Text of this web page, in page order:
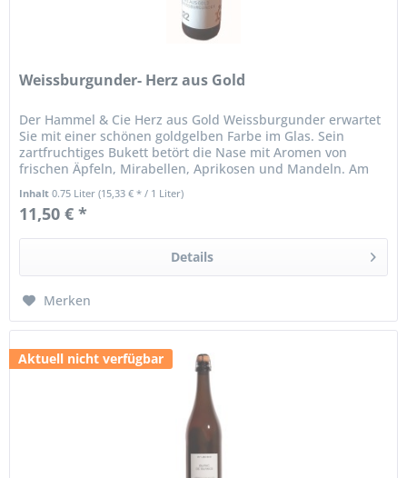
Weissburgunder- Herz aus Gold
Der Hammel & Cie Herz aus Gold Weissburgunder erwartet
Sie mit einer schönen goldgelben Farbe im Glas. Sein
zartfruchtiges Bukett betört die Nase mit Aromen von
frischen Äpfeln, Mirabellen, Aprikosen und Mandeln. Am
Inhalt0.75 Liter(15,33 € * / 1 Liter)
11,50 € *
Details
Merken
Aktuell nicht verfügbar